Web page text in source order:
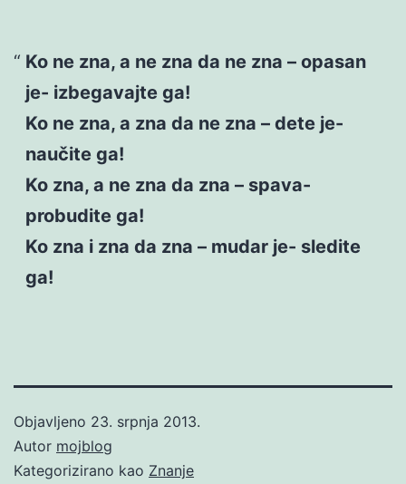
Ko ne zna, a ne zna da ne zna – opasan
je- izbegavajte ga!
Ko ne zna, a zna da ne zna – dete je-
naučite ga!
Ko zna, a ne zna da zna – spava-
probudite ga!
Ko zna i zna da zna – mudar je- sledite
ga!
Objavljeno 23. srpnja 2013.
Autor mojblog
Kategorizirano kao Znanje